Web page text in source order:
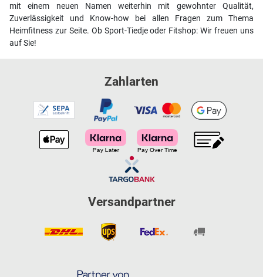
mit einem neuen Namen weiterhin mit gewohnter Qualität,
Zuverlässigkeit und Know-how bei allen Fragen zum Thema
Heimfitness zur Seite. Ob Sport-Tiedje oder Fitshop: Wir freuen uns
auf Sie!
Zahlarten
Versandpartner